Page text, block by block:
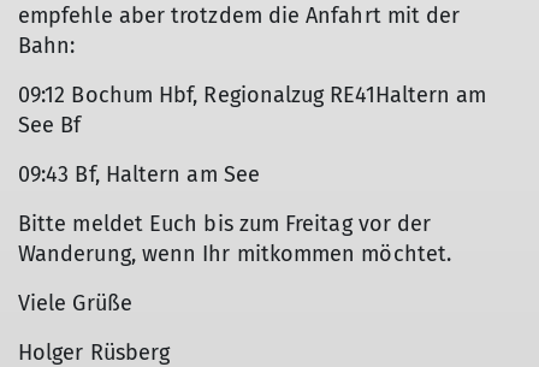
empfehle aber trotzdem die Anfahrt mit der
Bahn:
09:12 Bochum Hbf, Regionalzug RE41Haltern am
See Bf
09:43 Bf, Haltern am See
Bitte meldet Euch bis zum Freitag vor der
Wanderung, wenn Ihr mitkommen möchtet.
Viele Grüße
Holger Rüsberg